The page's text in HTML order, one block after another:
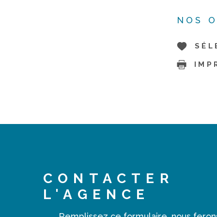
NOS
CONTACTER
L'AGENCE